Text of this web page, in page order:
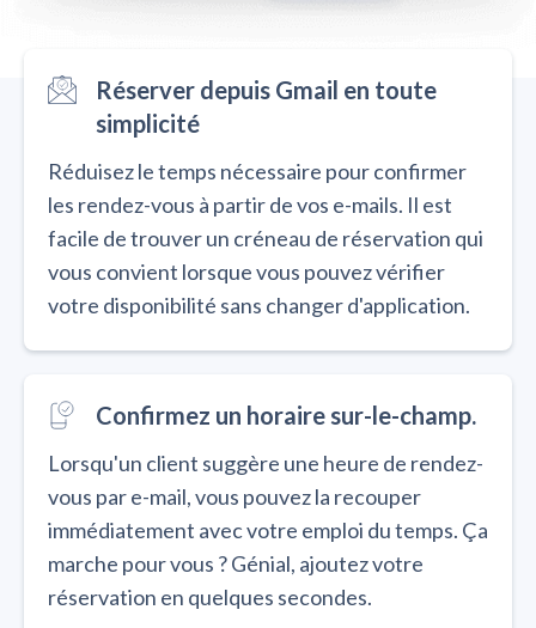
Réserver depuis Gmail en toute
simplicité
Réduisez le temps nécessaire pour confirmer
les rendez-vous à partir de vos e-mails. Il est
facile de trouver un créneau de réservation qui
vous convient lorsque vous pouvez vérifier
votre disponibilité sans changer d'application.
Confirmez un horaire sur-le-champ.
Lorsqu'un client suggère une heure de rendez-
vous par e-mail, vous pouvez la recouper
immédiatement avec votre emploi du temps. Ça
marche pour vous ? Génial, ajoutez votre
réservation en quelques secondes.